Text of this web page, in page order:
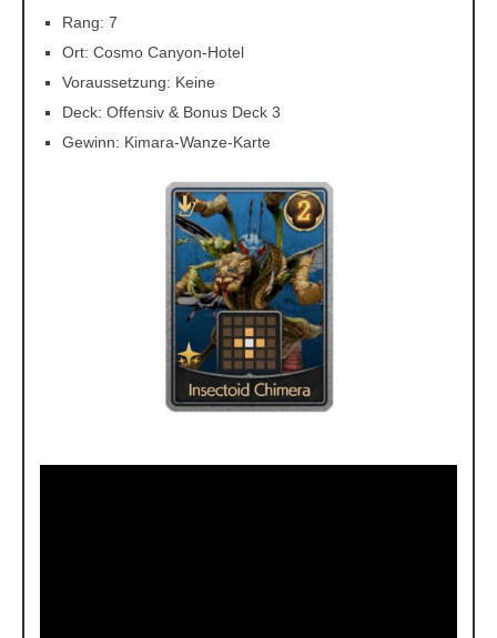
Rang: 7
Ort: Cosmo Canyon-Hotel
Voraussetzung: Keine
Deck: Offensiv & Bonus Deck 3
Gewinn: Kimara-Wanze-Karte